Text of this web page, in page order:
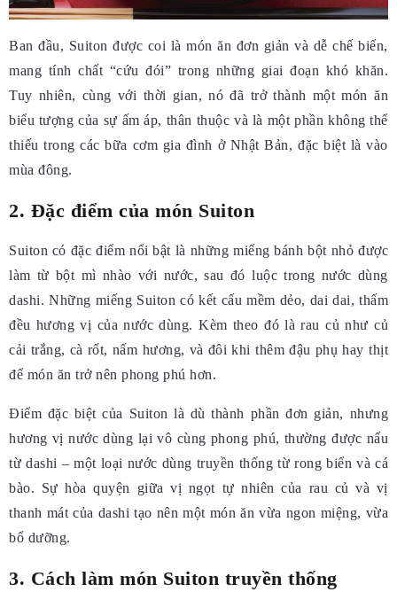
Ban đầu, Suiton được coi là món ăn đơn giản và dễ chế biến,
mang tính chất “cứu đói” trong những giai đoạn khó khăn.
Tuy nhiên, cùng với thời gian, nó đã trở thành một món ăn
biểu tượng của sự ấm áp, thân thuộc và là một phần không thể
thiếu trong các bữa cơm gia đình ở Nhật Bản, đặc biệt là vào
mùa đông.
2. Đặc điểm của món Suiton
Suiton có đặc điểm nổi bật là những miếng bánh bột nhỏ được
làm từ bột mì nhào với nước, sau đó luộc trong nước dùng
dashi. Những miếng Suiton có kết cấu mềm dẻo, dai dai, thấm
đều hương vị của nước dùng. Kèm theo đó là rau củ như củ
cải trắng, cà rốt, nấm hương, và đôi khi thêm đậu phụ hay thịt
để món ăn trở nên phong phú hơn.
Điểm đặc biệt của Suiton là dù thành phần đơn giản, nhưng
hương vị nước dùng lại vô cùng phong phú, thường được nấu
từ dashi – một loại nước dùng truyền thống từ rong biển và cá
bào. Sự hòa quyện giữa vị ngọt tự nhiên của rau củ và vị
thanh mát của dashi tạo nên một món ăn vừa ngon miệng, vừa
bổ dưỡng.
3. Cách làm món Suiton truyền thống